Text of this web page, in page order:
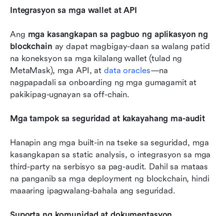
Integrasyon sa mga wallet at API
Ang mga kasangkapan sa pagbuo ng aplikasyon ng
blockchain ay dapat magbigay-daan sa walang patid
na koneksyon sa mga kilalang wallet (tulad ng
MetaMask), mga API, at data oracles—na
nagpapadali sa onboarding ng mga gumagamit at
pakikipag-ugnayan sa off-chain.
Mga tampok sa seguridad at kakayahang ma-audit
Hanapin ang mga built-in na tseke sa seguridad, mga
kasangkapan sa static analysis, o integrasyon sa mga
third-party na serbisyo sa pag-audit. Dahil sa mataas
na panganib sa mga deployment ng blockchain, hindi
maaaring ipagwalang-bahala ang seguridad.